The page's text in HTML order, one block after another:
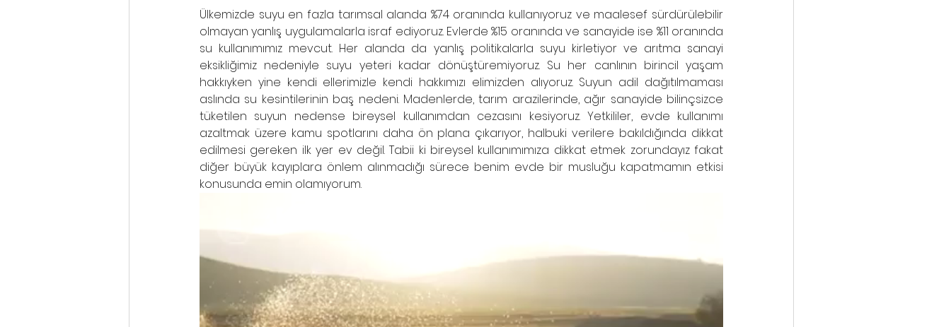
Ülkemizde suyu en fazla tarımsal alanda %74 oranında kullanıyoruz ve maalesef sürdürülebilir
olmayan yanlış uygulamalarla israf ediyoruz. Evlerde %15 oranında ve sanayide ise %11 oranında
su kullanımımız mevcut. Her alanda da yanlış politikalarla suyu kirletiyor ve arıtma sanayi
eksikliğimiz nedeniyle suyu yeteri kadar dönüştüremiyoruz. Su her canlının birincil yaşam
hakkıyken yine kendi ellerimizle kendi hakkımızı elimizden alıyoruz. Suyun adil dağıtılmaması
aslında su kesintilerinin baş nedeni. Madenlerde, tarım arazilerinde, ağır sanayide bilinçsizce
tüketilen suyun nedense bireysel kullanımdan cezasını kesiyoruz. Yetkililer, evde kullanımı
azaltmak üzere kamu spotlarını daha ön plana çıkarıyor, halbuki verilere bakıldığında dikkat
edilmesi gereken ilk yer ev değil. Tabii ki bireysel kullanımımıza dikkat etmek zorundayız fakat
diğer büyük kayıplara önlem alınmadığı sürece benim evde bir musluğu kapatmamın etkisi
konusunda emin olamıyorum.